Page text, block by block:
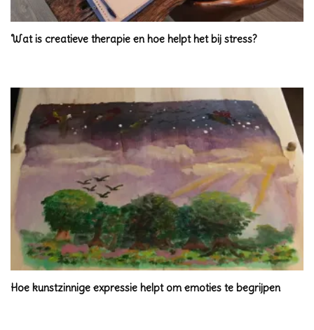
Wat is creatieve therapie en hoe helpt het bij stress?
Hoe kunstzinnige expressie helpt om emoties te begrijpen